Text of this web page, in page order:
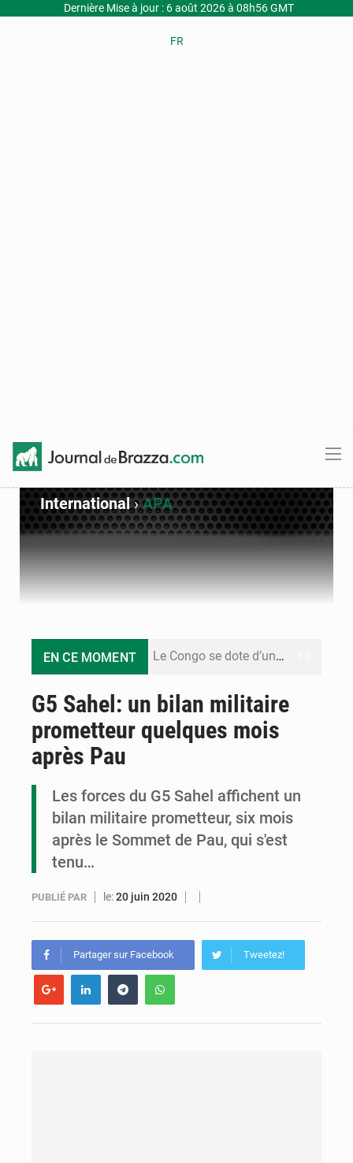
Dernière Mise à jour : 6 août 2026 à 08h56 GMT
FR
International›APA
EN CE MOMENT Le Congo se dote d’un programme national pour valoriser les produits forestiers non ligneux
Cémac : la Commission présente à Denis Sassou N’Guesso sa feuille de route
Compétitions africaines : la CAF ferme la porte à l’AC Léopards et à l’AS Otohô
G5 Sahel: un bilan militaire
prometteur quelques mois
après Pau
Les forces du G5 Sahel affichent un
bilan militaire prometteur, six mois
après le Sommet de Pau, qui s'est
tenu…
PUBLIÉ PAR le:20 juin 2020
Partager sur Facebook Tweetez!